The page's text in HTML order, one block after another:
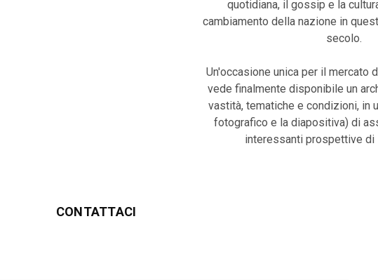
quotidiana, il gossip e la
cambiamento della nazione in
secolo.
Un'occasione unica per il mercato
vede finalmente disponibile un
vastità, tematiche e condizioni, in
fotografico e la diapositiva) di
interessanti prospettive di
CONTATTACI